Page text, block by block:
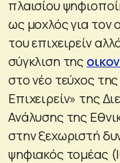
πλαισίου
ως μοχλός για τον
του επιχειρείν
σύγκλιση της
στο νέο τεύχος
Επιχειρείν» της
Ανάλυσης της
στην ξεχωριστή
ψηφιακός τομέας